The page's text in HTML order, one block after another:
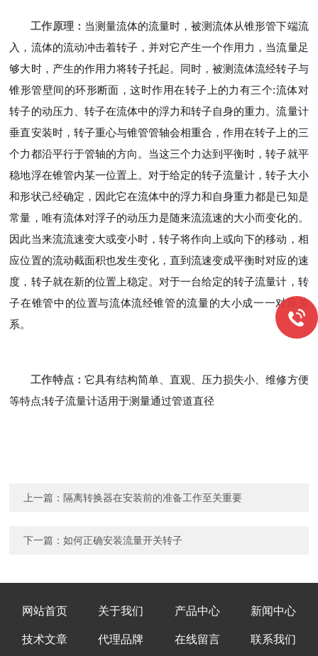
工作原理： 当测量流体的流量时，被测流体从锥形管下端流
入，流体的流动冲击着转子，并对它产生一个作用力，当流量足
够大时，产生的作用力将转子托起。同时，被测流体流经转子与
锥形管壁间的环形断面，这时作用在转子上的力有三个:流体对
转子的动压力、转子在流体中的浮力和转子自身的重力。流量计
垂直安装时，转子重心与锥管管轴会相重合，作用在转子上的三
个力都沿平行于管轴的方向。当这三个力达到平衡时，转子就平
稳地浮在锥管内某一位置上。对于给定的转子流量计，转子大小
和形状己经确定，因此它在流体中的浮力和自身重力都是已知是
常量，唯有流体对浮子的动压力是随来流流速的大小而变化的。
因此当来流流速变大或变小时，转子将作向上或向下的移动，相
应位置的流动截面积也发生变化，直到流速变成平衡时对应的速
度，转子就在新的位置上稳定。对于一台给定的转子流量计，转
子在锥管中的位置与流体流经锥管的流量的大小成一一对应关
系。
工作特点： 它具有结构简单、直观、压力损失小、维修方便
等特点;转子流量计适用于测量通过管道直径
上一篇： 隔离转换器在安装前的准备工作至关重要
下一篇：如何正确安装流量开关转子
网站首页 关于我们 产品中心 新闻中心
技术文章 代理品牌 在线留言 联系我们